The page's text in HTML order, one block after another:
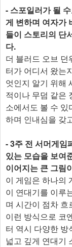
- 스포일러가 될
게 변하며 여자가
들이 스토리의 단
다.
더 블러드 오브
터가 어디서 왔는
엇인지 알기 위해
적이나 무덤 같은
소에서도 볼 수 있
하며 인내심을 갖
- 3주 전 서머게임
있는 모습을 보여
이어지는 큰 그림
이 게임은 하나의
이 연대기를 이루
며 시간이 점차 흐
이런 방식으로 코
터 역시 다양한
넓고 깊게 연대기